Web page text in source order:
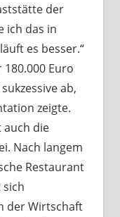
der
ich das in
es besser.“
Euro
ab,
zeigte.
auch die
Nach langem
Restaurant
sich
der Wirtschaft